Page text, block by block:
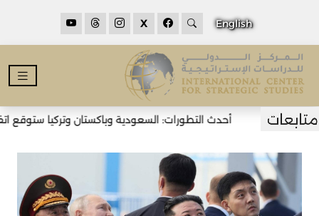
English
X
أحدث التطورات: السعودية وباكستان وتركيا ستوقع